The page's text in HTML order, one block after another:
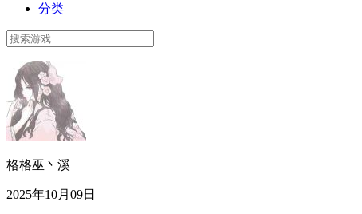
分类
格格巫丶溪
2025年10月09日